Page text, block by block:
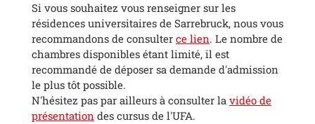
Si vous souhaitez vous renseigner sur les
résidences universitaires de Sarrebruck, nous vous
recommandons de consulter ce lien. Le nombre de
chambres disponibles étant limité, il est
recommandé de déposer sa demande d'admission
le plus tôt possible.
N'hésitez pas par ailleurs à consulter la vidéo de
présentation des cursus de l'UFA.